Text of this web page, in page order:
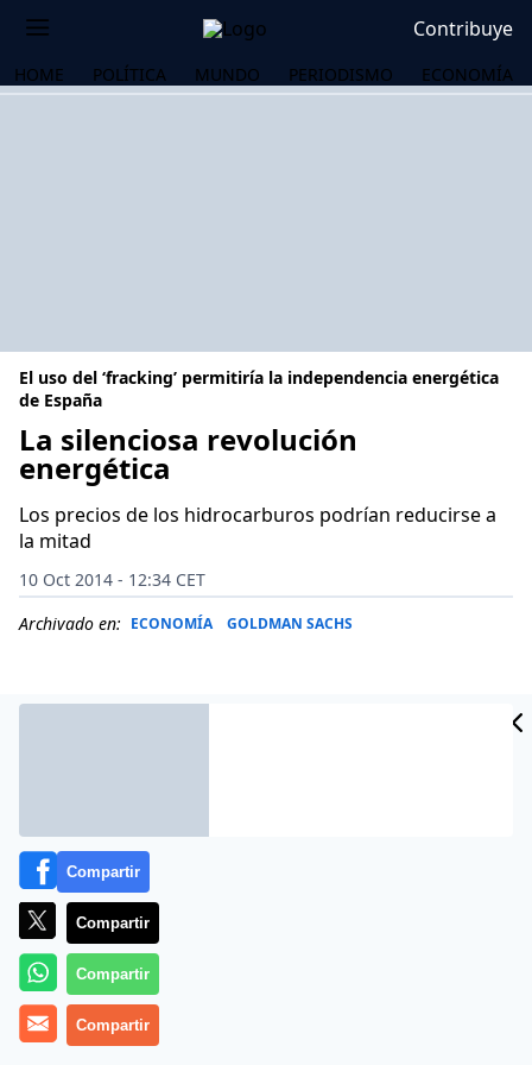
Contribuye
HOME POLÍTICA MUNDO PERIODISMO ECONOMÍA
El uso del ‘fracking’ permitiría la independencia energética
de España
La silenciosa revolución
energética
Los precios de los hidrocarburos podrían reducirse a
la mitad
10 Oct 2014 - 12:34 CET
Archivado en: ECONOMÍA GOLDMAN SACHS
En el verano de 2005, el banco de negocios Goldman
Sachs publicó un informe en el que preveía que la
Compartir
Compartir
Compartir
Compartir